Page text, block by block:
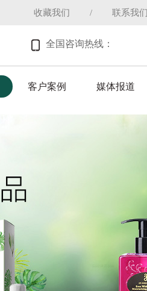
收藏我们 / 联系我们
全国咨询热线：
客户案例 媒体报道